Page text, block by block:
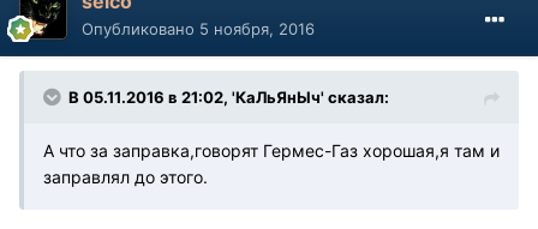
Опубликовано 5 ноября, 2016
В 05.11.2016 в 21:02, 'КаЛьЯнЫч' сказал:
А что за заправка,говорят Гермес-Газ хорошая,я там и
заправлял до этого.